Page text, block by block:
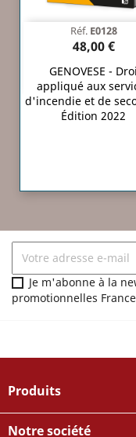
Réf. E0128
48,00 €
GENOVESE -
appliqué aux
d'incendie et de
Édition 2022
Je m'abonne à la
promotionnelles
Produits
Notre société